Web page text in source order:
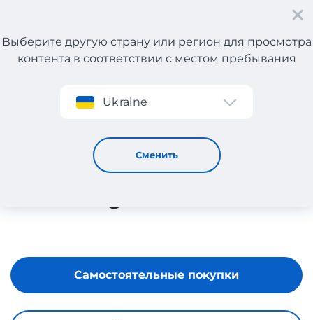
Регистрация
Выберите другую страну или регион для просмотра
контента в соответствии с местом пребывания
Ukraine
Сменить
Montane
Самостоятельные покупки